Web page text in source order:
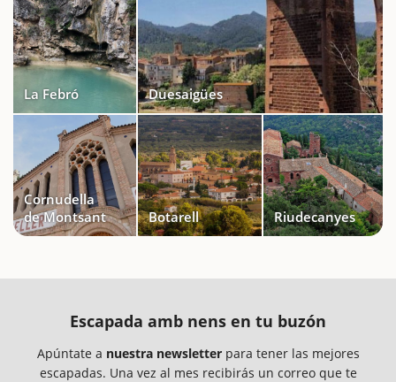
La Febró Duesaigües
Cornudella
de Montsant
Botarell Riudecanyes
Escapada amb nens en tu buzón
Apúntate a nuestra newsletterpara tener las mejores
escapadas. Una vez al mes recibirás un correo que te